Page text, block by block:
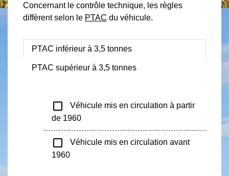
Concernant le contrôle technique, les règles
diffèrent selon le PTAC du véhicule.
PTAC inférieur à 3,5 tonnes
PTAC supérieur à 3,5 tonnes
check_box_outline_blank
Véhicule mis en circulation à partir
de 1960
check_box_outline_blank
Véhicule mis en circulation avant
1960